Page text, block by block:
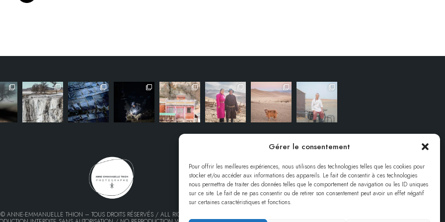
Gérer le consentement
Pour offrir les meilleures expériences, nous utilisons des technologies telles que les cookies pour
stocker et/ou accéder aux informations des appareils. Le fait de consentir à ces technologies
nous permettra de traiter des données telles que le comportement de navigation ou les ID uniques
sur ce site. Le fait de ne pas consentir ou de retirer son consentement peut avoir un effet négatif
sur certaines caractéristiques et fonctions.
© ANNE-EMMANUELLE THION – TOUS DROITS RÉSERVÉS / ALL RIGHTS RESERVED.